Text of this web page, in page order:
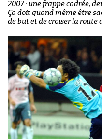
2007 : une frappe cadrée,
Ça doit quand même être
de but et de croiser la route